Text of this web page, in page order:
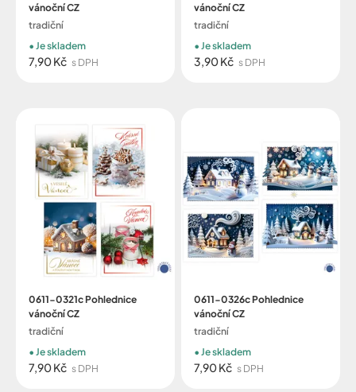
vánoční CZ
tradiční
7,90 Kč s DPH
Je skladem
vánoční CZ
tradiční
3,90 Kč s DPH
Je skladem
0611-0321c Pohlednice
vánoční CZ
tradiční
7,90 Kč s DPH
Je skladem
0611-0326c Pohlednice
vánoční CZ
tradiční
7,90 Kč s DPH
Je skladem